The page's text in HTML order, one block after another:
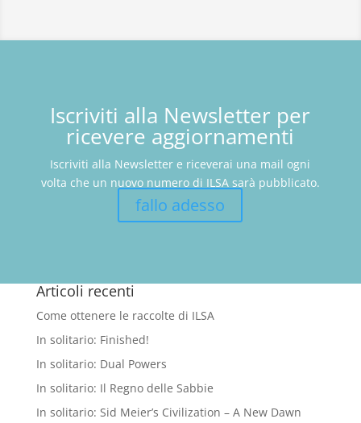
Iscriviti alla Newsletter per
ricevere aggiornamenti
Iscriviti alla Newsletter e riceverai una mail ogni
volta che un nuovo numero di ILSA sarà pubblicato.
fallo adesso
Articoli recenti
Come ottenere le raccolte di ILSA
In solitario: Finished!
In solitario: Dual Powers
In solitario: Il Regno delle Sabbie
In solitario: Sid Meier’s Civilization – A New Dawn